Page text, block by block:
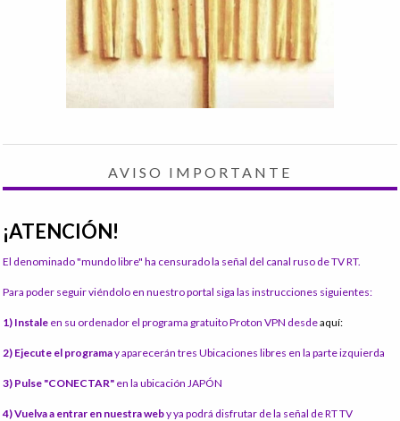
AVISO IMPORTANTE
¡ATENCIÓN!
El denominado "mundo libre" ha censurado la señal del canal ruso de TV RT.
Para poder seguir viéndolo en nuestro portal siga las instrucciones siguientes:
1) Instale en su ordenador el programa gratuito Proton VPN desdeaquí:
2) Ejecute el programay aparecerán tres Ubicaciones libres en la parte izquierda
3) Pulse "CONECTAR" en la ubicación JAPÓN
4) Vuelva a entrar en nuestra weby ya podrá disfrutar de la señal de RT TV